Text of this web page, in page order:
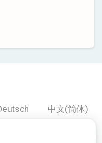
中文(简体)